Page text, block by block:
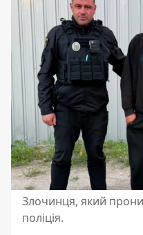
Злочинця, який
поліція.